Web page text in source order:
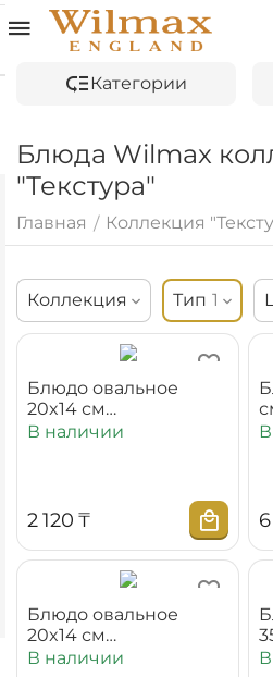
Категории
Блюда Wilmax
"Текстура"
Главная / Коллекция
Коллекция Тип 1
Блюдо овальное
20x14 см
WL‑880101114/A
В наличии
2 120 ₸
Блюдо овальное
20x14 см
WL‑880401114/A
В наличии